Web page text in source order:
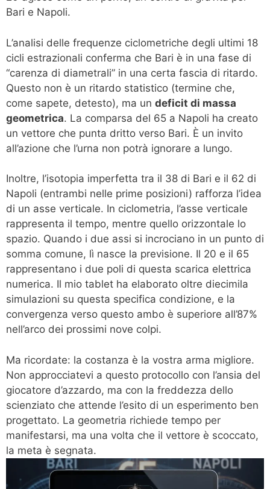
Bari e Napoli.
L’analisi delle frequenze ciclometriche degli ultimi 18
cicli estrazionali conferma che Bari è in una fase di
“carenza di diametrali” in una certa fascia di ritardo.
Questo non è un ritardo statistico (termine che,
come sapete, detesto), ma un deficit di massa
geometrica. La comparsa del 65 a Napoli ha creato
un vettore che punta dritto verso Bari. È un invito
all’azione che l’urna non potrà ignorare a lungo.
Inoltre, l’isotopia imperfetta tra il 38 di Bari e il 62 di
Napoli (entrambi nelle prime posizioni) rafforza l’idea
di un asse verticale. In ciclometria, l’asse verticale
rappresenta il tempo, mentre quello orizzontale lo
spazio. Quando i due assi si incrociano in un punto di
somma comune, lì nasce la previsione. Il 20 e il 65
rappresentano i due poli di questa scarica elettrica
numerica. Il mio tablet ha elaborato oltre diecimila
simulazioni su questa specifica condizione, e la
convergenza verso questo ambo è superiore all’87%
nell’arco dei prossimi nove colpi.
Ma ricordate: la costanza è la vostra arma migliore.
Non approcciatevi a questo protocollo con l’ansia del
giocatore d’azzardo, ma con la freddezza dello
scienziato che attende l’esito di un esperimento ben
progettato. La geometria richiede tempo per
manifestarsi, ma una volta che il vettore è scoccato,
la meta è segnata.